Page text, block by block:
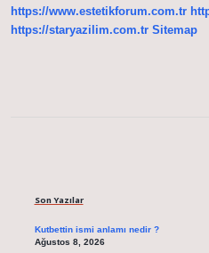
https://www.estetikforum.com.tr
https://staryazilim.com.tr Sitemap
Son Yazılar
Kutbettin ismi anlamı nedir ?
Ağustos 8, 2026